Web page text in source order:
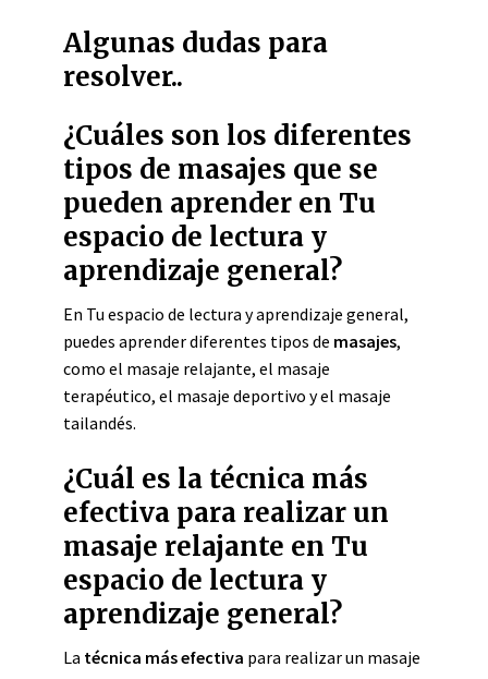
Algunas dudas para
resolver..
¿Cuáles son los diferentes
tipos de masajes que se
pueden aprender en Tu
espacio de lectura y
aprendizaje general?
En Tu espacio de lectura y aprendizaje general,
puedes aprender diferentes tipos de masajes,
como el masaje relajante, el masaje
terapéutico, el masaje deportivo y el masaje
tailandés.
¿Cuál es la técnica más
efectiva para realizar un
masaje relajante en Tu
espacio de lectura y
aprendizaje general?
La técnica más efectiva para realizar un masaje